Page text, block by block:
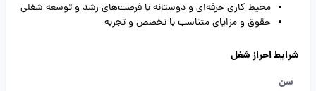
محیط کاری حرفه‌ای و دوستانه با فرصت‌های رشد و توسعه شغلی
حقوق و مزایای متناسب با تخصص و تجربه
شرایط احراز شغل
سن